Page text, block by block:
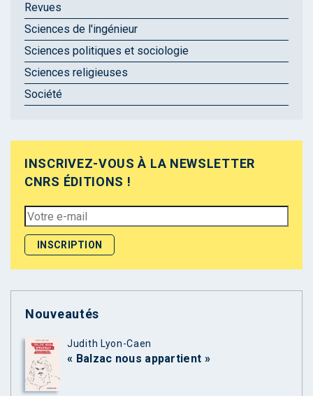
Revues
Sciences de l'ingénieur
Sciences politiques et sociologie
Sciences religieuses
Société
INSCRIVEZ-VOUS À LA NEWSLETTER
CNRS ÉDITIONS !
Nouveautés
Judith Lyon-Caen
« Balzac nous appartient »